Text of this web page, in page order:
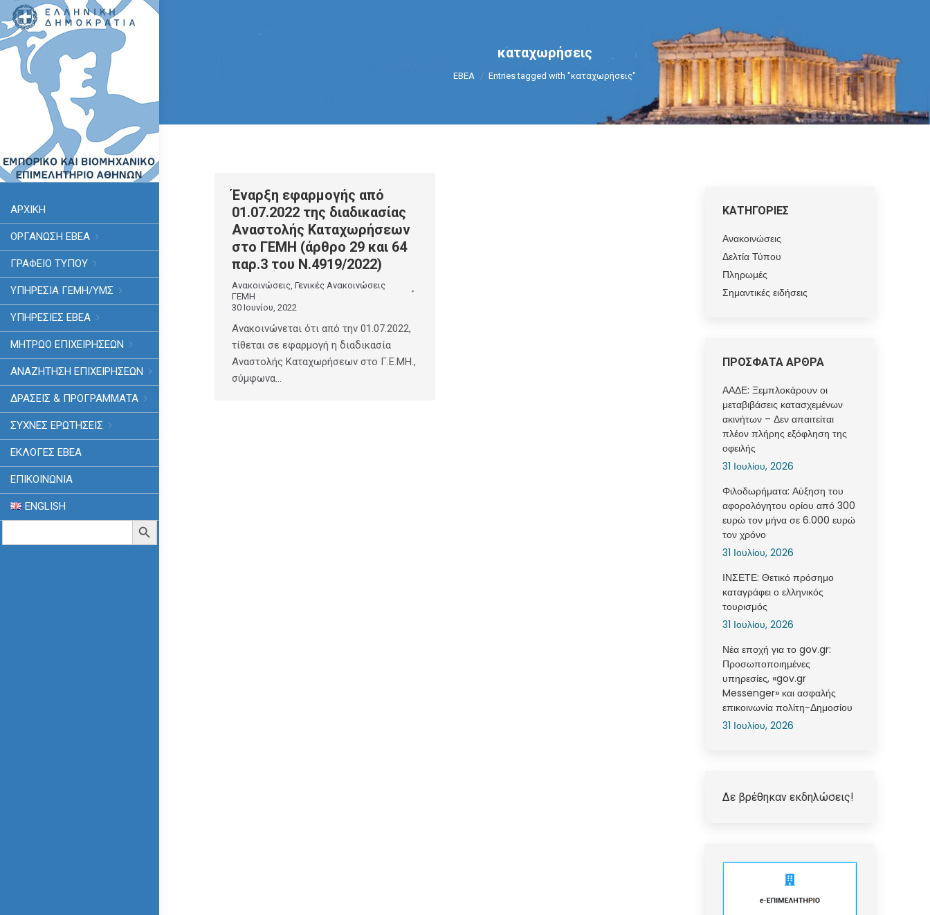
ΑΡΧΙΚΗ
ΟΡΓΑΝΩΣΗ ΕΒΕΑ
ΓΡΑΦΕΙΟ ΤΥΠΟΥ
ΥΠΗΡΕΣΊΑ ΓΕΜΗ/ΥΜΣ
ΥΠΗΡΕΣΙΕΣ ΕΒΕΑ
ΜΗΤΡΩΟ ΕΠΙΧΕΙΡΗΣΕΩΝ
ΑΝΑΖΗΤΗΣΗ ΕΠΙΧΕΙΡΗΣΕΩΝ
ΔΡΑΣΕΙΣ & ΠΡΟΓΡΑΜΜΑΤΑ
ΣΥΧΝΕΣ ΕΡΩΤΗΣΕΙΣ
ΕΚΛΟΓΈΣ ΕΒΕΑ
ΕΠΙΚΟΙΝΩΝΙΑ
ENGLISH
Search
Search Button
καταχωρήσεις
You are here:
ΕΒΕΑ Entries tagged with "καταχωρήσεις"
Έναρξη εφαρμογής από
01.07.2022 της διαδικασίας
Αναστολής Καταχωρήσεων
στο ΓΕΜΗ (άρθρο 29 και 64
παρ.3 του Ν.4919/2022)
Ανακοινώσεις, Γενικές Ανακοινώσεις
ΓΕΜΗ
30 Ιουνίου, 2022
Ανακοινώνεται ότι από την 01.07.2022,
τίθεται σε εφαρμογή η διαδικασία
Αναστολής Καταχωρήσεων στο Γ.Ε.ΜΗ.,
σύμφωνα…
ΚΑΤΗΓΟΡΙΕΣ
Ανακοινώσεις
Δελτία Τύπου
Πληρωμές
Σημαντικές ειδήσεις
ΠΡΟΣΦΑΤΑ ΑΡΘΡΑ
ΑΑΔΕ: Ξεμπλοκάρουν οι
μεταβιβάσεις κατασχεμένων
ακινήτων – Δεν απαιτείται
πλέον πλήρης εξόφληση της
οφειλής
31 Ιουλίου, 2026
Φιλοδωρήματα: Αύξηση του
αφορολόγητου ορίου από 300
ευρώ τον μήνα σε 6.000 ευρώ
τον χρόνο
31 Ιουλίου, 2026
ΙΝΣΕΤΕ: Θετικό πρόσημο
καταγράφει ο ελληνικός
τουρισμός
31 Ιουλίου, 2026
Νέα εποχή για το gov.gr:
Προσωποποιημένες
υπηρεσίες, «gov.gr
Messenger» και ασφαλής
επικοινωνία πολίτη-Δημοσίου
31 Ιουλίου, 2026
Δε βρέθηκαν εκδηλώσεις!